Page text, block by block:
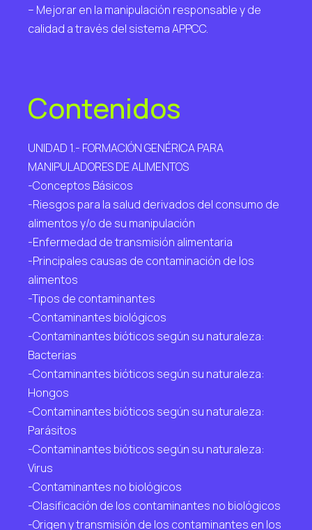
– Mejorar en la manipulación responsable y de
calidad a través del sistema APPCC.
Contenidos
UNIDAD 1.- FORMACIÓN GENÉRICA PARA
MANIPULADORES DE ALIMENTOS
-Conceptos Básicos
-Riesgos para la salud derivados del consumo de
alimentos y/o de su manipulación
-Enfermedad de transmisión alimentaria
-Principales causas de contaminación de los
alimentos
-Tipos de contaminantes
-Contaminantes biológicos
-Contaminantes bióticos según su naturaleza:
Bacterias
-Contaminantes bióticos según su naturaleza:
Hongos
-Contaminantes bióticos según su naturaleza:
Parásitos
-Contaminantes bióticos según su naturaleza:
Virus
-Contaminantes no biológicos
-Clasificación de los contaminantes no biológicos
-Origen y transmisión de los contaminantes en los